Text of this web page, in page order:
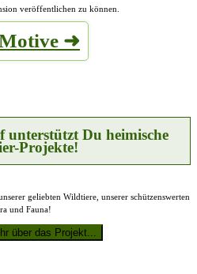
veröffentlichen zu können.
➜
Du heimische
Projekte!
geliebten Wildtiere, unserer schützenswerten
und Fauna!